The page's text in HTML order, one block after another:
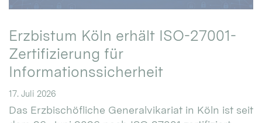
Erzbistum Köln erhält ISO-27001-
Zertifizierung für
Informationssicherheit
17. Juli 2026
Das Erzbischöfliche Generalvikariat in Köln ist seit